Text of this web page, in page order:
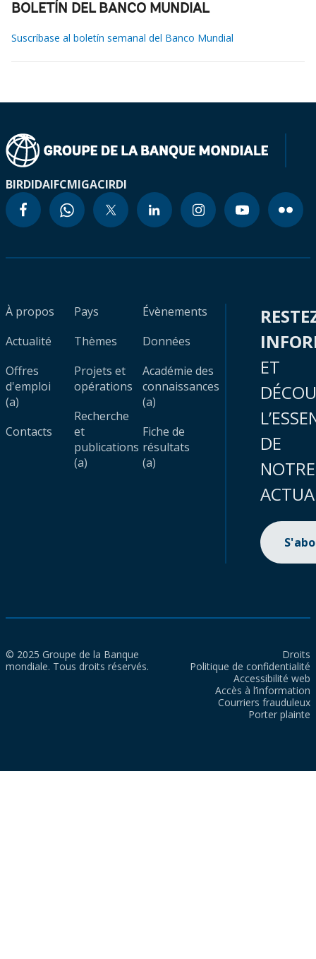
BOLETÍN DEL BANCO MUNDIAL
Suscríbase al boletín semanal del Banco Mundial
BIRDIDAIFCMIGACIRDI
À propos
Actualité
Offres
d'emploi
(a)
Contacts
Pays
Thèmes
Projets et
opérations
Recherche
et
publications
(a)
Évènements
Données
Académie des
connaissances
(a)
Fiche de
résultats
(a)
ET
DE
NOTRE
© 2025 Groupe de la Banque
mondiale. Tous droits réservés.
Droits
Politique de confidentialité
Accessibilité web
Accès à l’information
Courriers frauduleux
Porter plainte